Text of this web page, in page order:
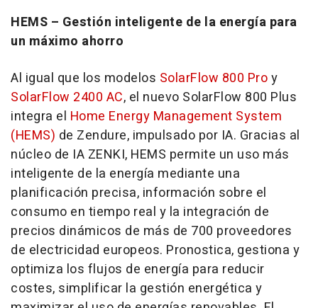
HEMS – Gestión inteligente de la energía para
un máximo ahorro
Al igual que los modelos SolarFlow 800 Proy
SolarFlow 2400 AC, el nuevo SolarFlow 800 Plus
integra el Home Energy Management System
(HEMS) de Zendure, impulsado por IA. Gracias al
núcleo de IA ZENKI, HEMS permite un uso más
inteligente de la energía mediante una
planificación precisa, información sobre el
consumo en tiempo real y la integración de
precios dinámicos de más de 700 proveedores
de electricidad europeos. Pronostica, gestiona y
optimiza los flujos de energía para reducir
costes, simplificar la gestión energética y